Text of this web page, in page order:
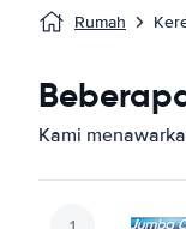
Rumah
Kami